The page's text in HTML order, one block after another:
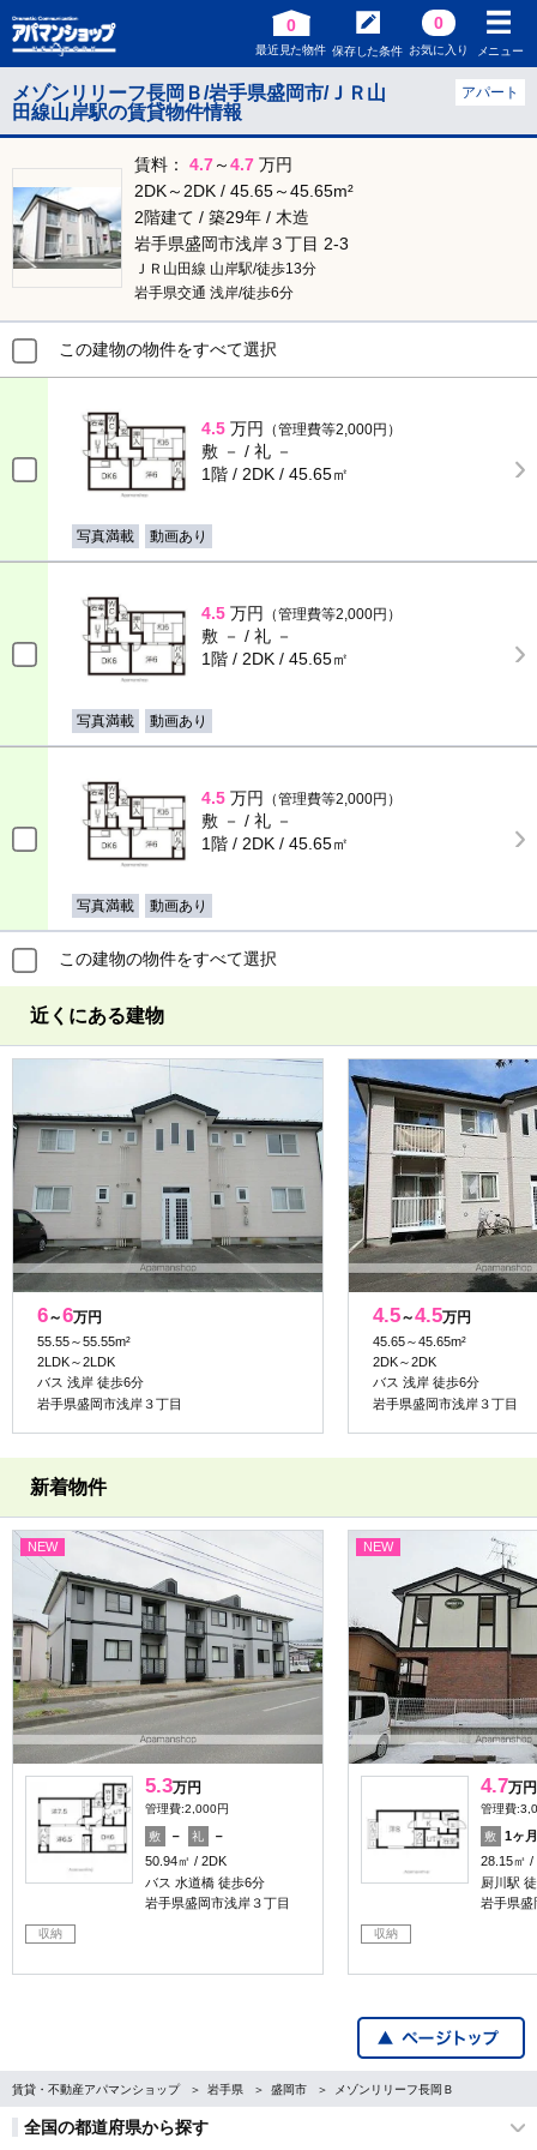
0
最近見た物件 保存した条件
0
お気に入り メニュー
メゾンリリーフ長岡Ｂ/岩手県盛岡市/ＪＲ山
田線山岸駅の賃貸物件情報
アパート
賃料： 4.7～4.7 万円
2DK～2DK / 45.65～45.65m²
2階建て / 築29年 / 木造
岩手県盛岡市浅岸３丁目 2-3
ＪＲ山田線 山岸駅/徒歩13分
岩手県交通 浅岸/徒歩6分
この建物の物件をすべて選択
4.5 万円 （管理費等2,000円）
敷 － / 礼 －
1階 / 2DK / 45.65㎡
写真満載 動画あり
4.5 万円 （管理費等2,000円）
敷 － / 礼 －
1階 / 2DK / 45.65㎡
写真満載 動画あり
4.5 万円 （管理費等2,000円）
敷 － / 礼 －
1階 / 2DK / 45.65㎡
写真満載 動画あり
この建物の物件をすべて選択
近くにある建物
6～6万円
55.55～55.55m²
2LDK～2LDK
バス 浅岸 徒歩6分
岩手県盛岡市浅岸３丁目
4.5～4.5万円
45.65～45.65m²
2DK～2DK
バス 浅岸 徒歩6分
岩手県盛岡市浅岸３丁目
新着物件
NEW
5.3万円
管理費:2,000円
敷 － 礼
－
50.94㎡
2DK
バス 水道橋 徒歩6分
岩手県盛岡市浅岸３丁目
収納
NEW
4.7万円
管理費
敷
1ヶ月
28.15㎡
厨川駅
岩手県盛
収納
賃貸・不動産アパマンショップ 岩手県 盛岡市 メゾンリリーフ長岡Ｂ
全国の都道府県から探す